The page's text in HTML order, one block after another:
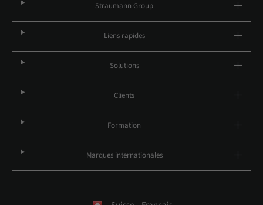
Straumann Group
Liens rapides
Solutions
Clients
Formation
Marques internationales